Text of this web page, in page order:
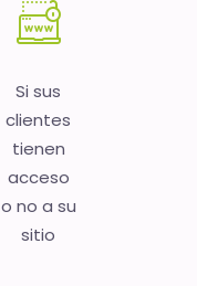
Si sus
clientes
tienen
acceso
o no a su
sitio